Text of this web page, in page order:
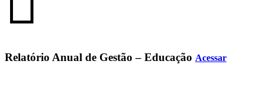
Relatório Anual de Gestão – Educação Acessar